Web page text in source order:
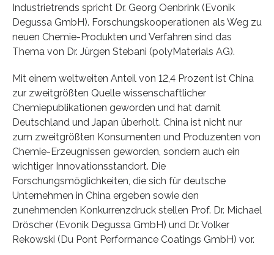
Industrietrends spricht Dr. Georg Oenbrink (Evonik
Degussa GmbH). Forschungskooperationen als Weg zu
neuen Chemie-Produkten und Verfahren sind das
Thema von Dr. Jürgen Stebani (polyMaterials AG).
Mit einem weltweiten Anteil von 12,4 Prozent ist China
zur zweitgrößten Quelle wissenschaftlicher
Chemiepublikationen geworden und hat damit
Deutschland und Japan überholt. China ist nicht nur
zum zweitgrößten Konsumenten und Produzenten von
Chemie-Erzeugnissen geworden, sondern auch ein
wichtiger Innovationsstandort. Die
Forschungsmöglichkeiten, die sich für deutsche
Unternehmen in China ergeben sowie den
zunehmenden Konkurrenzdruck stellen Prof. Dr. Michael
Dröscher (Evonik Degussa GmbH) und Dr. Volker
Rekowski (Du Pont Performance Coatings GmbH) vor.